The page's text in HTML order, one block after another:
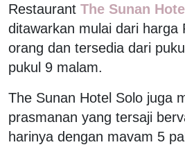
Restaurant The Sunan Hotel
ditawarkan mulai dari harga
orang dan tersedia dari
pukul 9 malam.
The Sunan Hotel Solo juga
prasmanan yang tersaji
harinya dengan mavam 5